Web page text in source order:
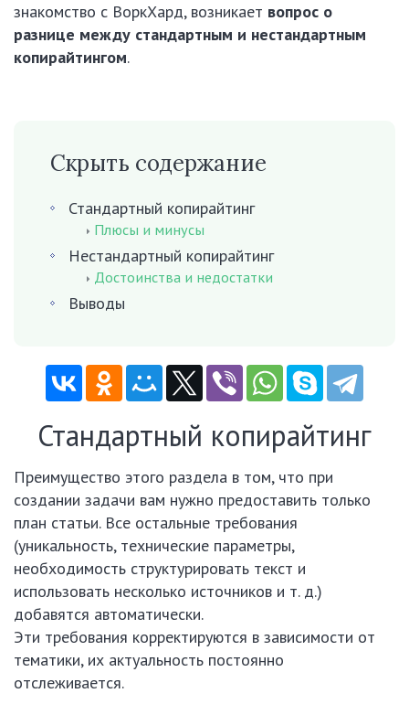
знакомство с ВоркХард, возникает вопрос о
разнице между стандартным и нестандартным
копирайтингом.
Скрыть содержание
Стандартный копирайтинг
Плюсы и минусы
Нестандартный копирайтинг
Достоинства и недостатки
Выводы
Стандартный копирайтинг
Преимущество этого раздела в том, что при
создании задачи вам нужно предоставить только
план статьи. Все остальные требования
(уникальность, технические параметры,
необходимость структурировать текст и
использовать несколько источников и т. д.)
добавятся автоматически.
Эти требования корректируются в зависимости от
тематики, их актуальность постоянно
отслеживается.